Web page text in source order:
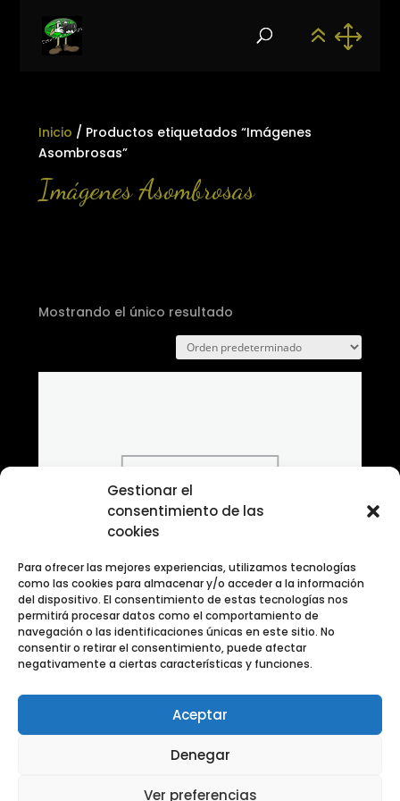
Gestionar el
consentimiento de las
cookies
Para ofrecer las mejores experiencias, utilizamos tecnologías
como las cookies para almacenar y/o acceder a la información
del dispositivo. El consentimiento de estas tecnologías nos
permitirá procesar datos como el comportamiento de
navegación o las identificaciones únicas en este sitio. No
consentir o retirar el consentimiento, puede afectar
negativamente a ciertas características y funciones.
Aceptar
Denegar
Ver preferencias
Inicio / Productos etiquetados “Imágenes
Asombrosas”
Imágenes Asombrosas
Mostrando el único resultado
Banco de Fotografias ANIMALES